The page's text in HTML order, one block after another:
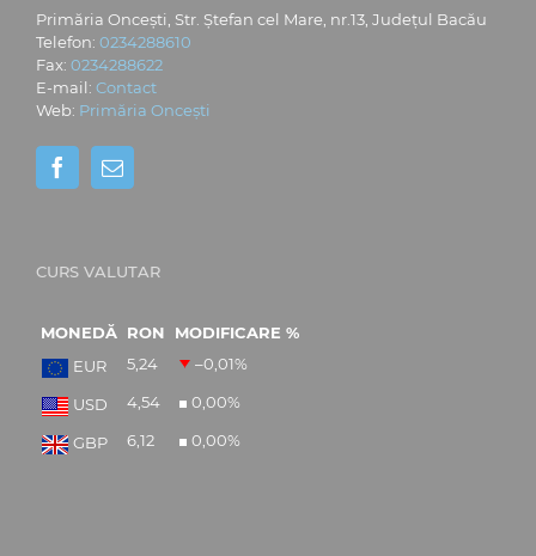
Primăria Oncești, Str. Ștefan cel Mare, nr.13, Județul Bacău
Telefon: 0234288610
Fax: 0234288622
E-mail: Contact
Web: Primăria Oncești
CURS VALUTAR
MONEDĂ RON
MODIFICARE %
EUR
5,24 –0,01%
USD 4,54 0,00%
GBP 6,12 0,00%